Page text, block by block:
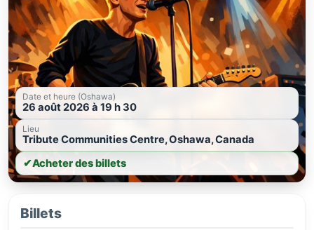
Date et heure (Oshawa)
26 août 2026 à 19 h 30
Lieu
Tribute Communities Centre, Oshawa, Canada
✔Acheter des billets
Billets